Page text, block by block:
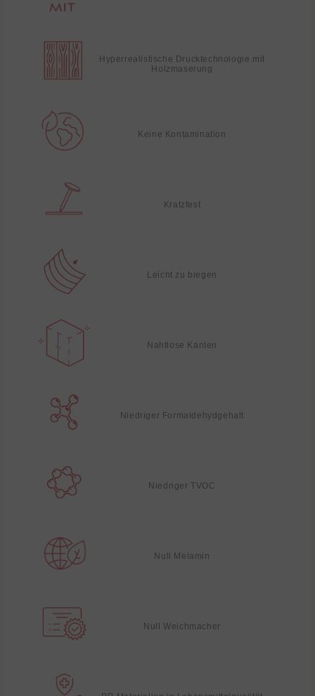
Hyperrealistische Drucktechnologie mit
Holzmaserung
Keine Kontamination
Kratzfest
Leicht zu biegen
Nahtlose Kanten
Niedriger Formaldehydgehalt
Niedriger TVOC
Null Melamin
Null Weichmacher